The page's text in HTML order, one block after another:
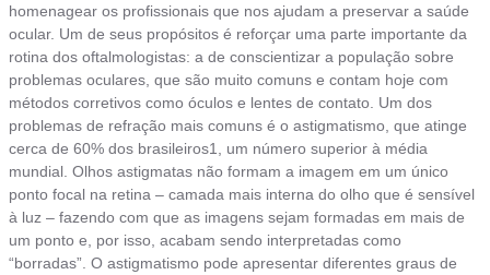
homenagear os profissionais que nos ajudam a preservar a saúde
ocular. Um de seus propósitos é reforçar uma parte importante da
rotina dos oftalmologistas: a de conscientizar a população sobre
problemas oculares, que são muito comuns e contam hoje com
métodos corretivos como óculos e lentes de contato. Um dos
problemas de refração mais comuns é o astigmatismo, que atinge
cerca de 60% dos brasileiros1, um número superior à média
mundial. Olhos astigmatas não formam a imagem em um único
ponto focal na retina – camada mais interna do olho que é sensível
à luz – fazendo com que as imagens sejam formadas em mais de
um ponto e, por isso, acabam sendo interpretadas como
“borradas”. O astigmatismo pode apresentar diferentes graus de